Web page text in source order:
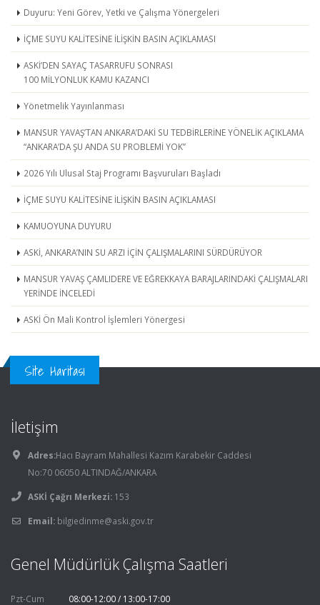
Duyuru: Yeni Görev, Yetki ve Çalışma Yönergeleri
İÇME SUYU KALİTESİNE İLİŞKİN BASIN AÇIKLAMASI
ASKİ’DEN SAYAÇ TASARRUFU SONRASI
100 MİLYONLUK KAMU KAZANCI
Yönetmelik Yayınlanması
MANSUR YAVAŞ’TAN ANKARA’DAKİ SU TEDBİRLERİNE YÖNELİK AÇIKLAMA
“ANKARA’DA ŞU ANDA SU PROBLEMİ YOK”
2026 Yılı Ulusal Staj Programı Başvuruları Başladı
İÇME SUYU KALİTESİNE İLİŞKİN BASIN AÇIKLAMASI
KAMUOYUNA DUYURU
ASKİ, ANKARA’NIN SU ARZI İÇİN ÇALIŞMALARINI SÜRDÜRÜYOR
MANSUR YAVAŞ ÇAMLIDERE VE EĞREKKAYA BARAJLARINDAKİ ÇALIŞMALARI
YERİNDE İNCELEDİ
ASKİ Ön Mali Kontrol İşlemleri Yönergesi
Site Haritası
İletişim
Adres:Hacı Bayram Mahallesi Kazım Karabekir Caddesi
No:70 06050 ALTINDAĞ/ANKARA
ASKİ Çağrı Merkezi: 153
Email: bilgiedinme@aski.gov.tr
Genel Müdürlük Çalışma Saatleri
Pzt-Cum 08:00-12:00 / 13:00-17:00